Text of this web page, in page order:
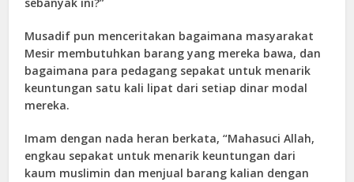
sebanyak ini?”
Musadif pun menceritakan bagaimana masyarakat
Mesir membutuhkan barang yang mereka bawa, dan
bagaimana para pedagang sepakat untuk menarik
keuntungan satu kali lipat dari setiap dinar modal
mereka.
Imam dengan nada heran berkata, “Mahasuci Allah,
engkau sepakat untuk menarik keuntungan dari
kaum muslimin dan menjual barang kalian dengan